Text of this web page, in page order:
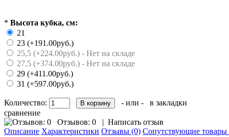
* Высота кубка, см:
21
23 (+191.00руб.)
25,5 (+224.00руб.) - Нет на складе
27,5 (+374.00руб.) - Нет на складе
29 (+411.00руб.)
31 (+597.00руб.)
Количество: - или -
в закладки
сравнение
Отзывов: 0 | Написать отзыв
Описание Характеристики Отзывы (0) Сопутствующие товары